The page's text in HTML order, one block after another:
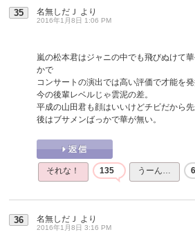
35 名無しだＪ より
2016年1月8日 1:06 PM
嵐の松本君はジャニの中でも飛びぬけて
かで
コンサートの演出では高い評価で才能を発
今の後輩レベルじゃ雲泥の差。
平成の山田君も顔はいいけどチビだから先
後はブサメンばっかで華が無い。
それな！ 135 うーん…
36 名無しだＪ より
2016年1月8日 3:16 PM